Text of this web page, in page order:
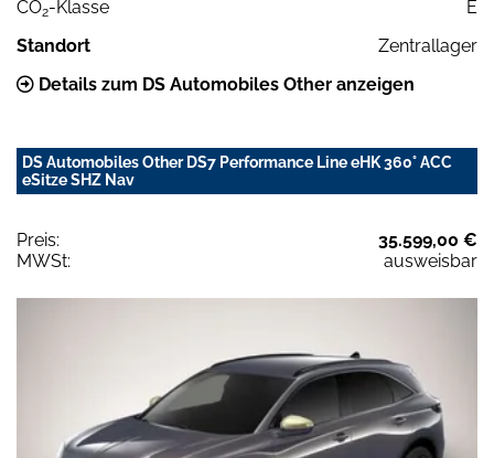
CO2-Klasse
E
Standort
Zentrallager
Details zum DS Automobiles Other anzeigen
DS Automobiles Other DS7 Performance Line eHK 360° ACC
eSitze SHZ Nav
Preis:
35.599,00 €
MWSt:
ausweisbar